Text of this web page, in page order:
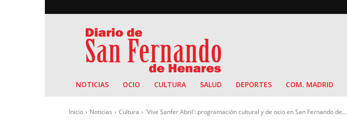
Diario
de
San
NOTICIAS OCIO CULTURA SALUD DEPORTES COM. MADRID
Inicio Noticias Cultura 'Vive Sanfer Abril': programación cultural y de ocio en San Fernando de...